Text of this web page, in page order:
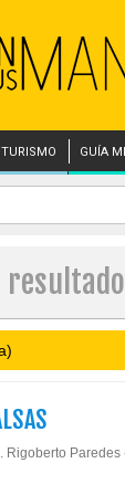
TURISMO GUÍA
Rigoberto